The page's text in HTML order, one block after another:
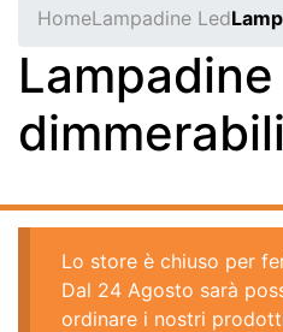
HomeLampadine Led
Lampadine
dimmerabili
Lo store è chiuso per
Dal 24 Agosto sarà
ordinare i nostri